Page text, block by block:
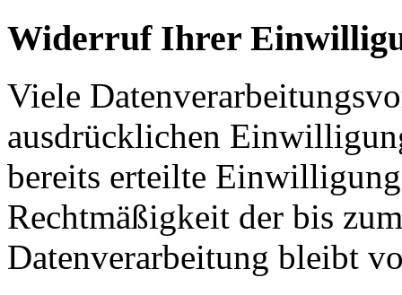
Widerruf Ihrer
Viele
ausdrücklichen
bereits erteilte
Rechtmäßigkeit der bis
Datenverarbeitung bleibt